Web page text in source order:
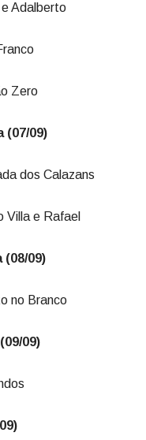
Adalberto
Zero
(07/09)
dos Calazans
Villa e Rafael
09)
no Branco
09)